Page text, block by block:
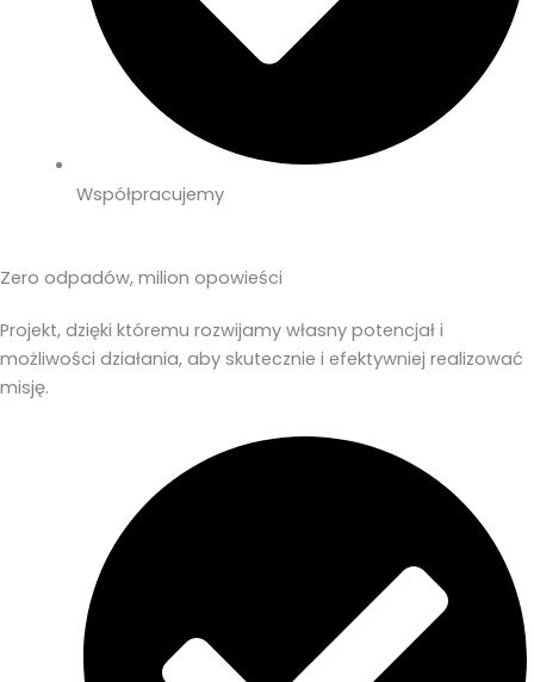
Współpracujemy
Zero odpadów, milion opowieści
Projekt, dzięki któremu rozwijamy własny potencjał i
możliwości działania, aby skutecznie i efektywniej realizować
misję.